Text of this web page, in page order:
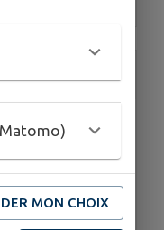
MON CHOIX